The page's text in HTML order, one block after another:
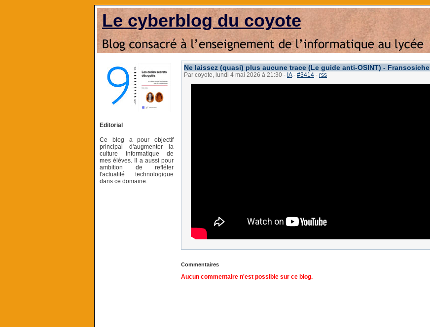
Le cyberblog du coyote
Editorial
Ce blog a pour objectif
principal d'augmenter la
culture informatique de
mes élèves. Il a aussi pour
ambition de refléter
l'actualité technologique
dans ce domaine.
Ne laissez (quasi) plus aucune trace (Le guide anti-OSINT) - Fransosiche
Par coyote, lundi 4 mai 2026 à 21:30 - IA - #3414 - rss
Commentaires
Aucun commentaire n'est possible sur ce blog.